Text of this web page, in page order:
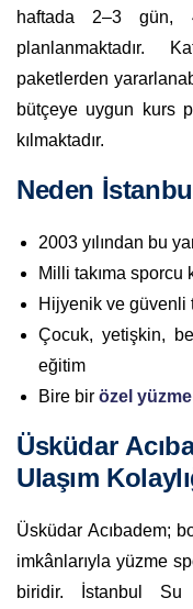
haftada 2–3 gün,
planlanmaktadır.
paketlerden
bütçeye uygun kurs
kılmaktadır.
Neden
2003 yılından bu
Milli takıma sporcu
Hijyenik ve güvenli
Çocuk, yetişkin,
eğitim
Bire bir özel
Üsküdar
Ulaşım
Üsküdar Acıbadem;
imkânlarıyla yüzme
biridir. İstanbul